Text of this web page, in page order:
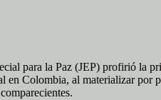
para la Paz (JEP) profirió la
en Colombia, al materializar por